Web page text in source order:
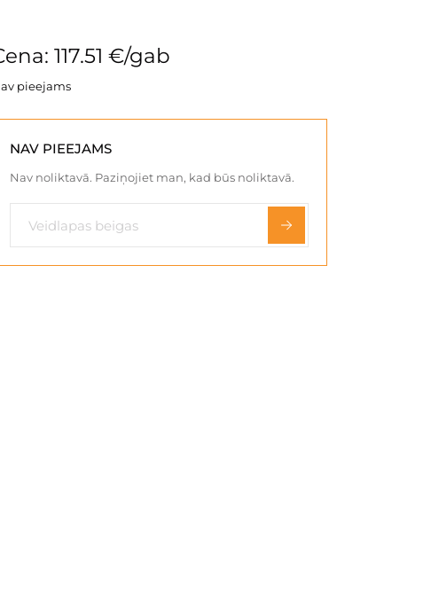
117.51 €/gab
pieejams
NAV PIEEJAMS
Nav noliktavā. Paziņojiet man, kad būs noliktavā.